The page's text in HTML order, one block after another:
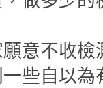
意不收
些自以